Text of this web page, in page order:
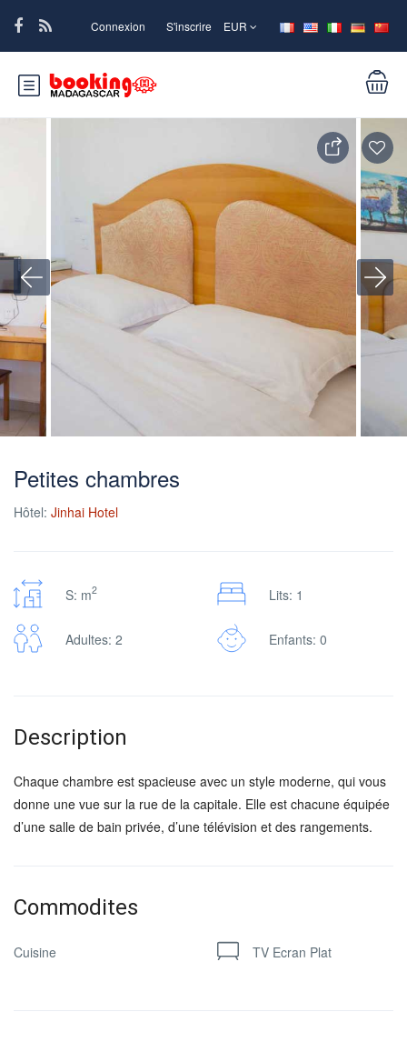
Connexion S'inscrire EUR
Petites chambres
Hôtel: Jinhai Hotel
S: m2 Lits: 1
Adultes: 2 Enfants: 0
Description
Chaque chambre est spacieuse avec un style moderne, qui vous
donne une vue sur la rue de la capitale. Elle est chacune équipée
d’une salle de bain privée, d’une télévision et des rangements.
Commodites
Cuisine TV Ecran Plat